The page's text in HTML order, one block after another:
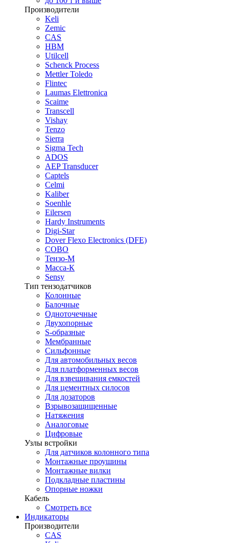
Производители
Keli
Zemic
CAS
HBM
Utilcell
Schenck Process
Mettler Toledo
Flintec
Laumas Elettronica
Scaime
Transcell
Vishay
Tenzo
Sierra
Sigma Tech
ADOS
AEP Transducer
Captels
Celmi
Kaliber
Soenhle
Eilersen
Hardy Instruments
Digi-Star
Dover Flexo Electronics (DFE)
COBO
Тензо-М
Масса-К
Sensy
Тип тензодатчиков
Колонные
Балочные
Одноточечные
Двухопорные
S-образные
Мембранные
Сильфонные
Для автомобильных весов
Для платформенных весов
Для взвешивания емкостей
Для цементных силосов
Для дозаторов
Взрывозащищенные
Натяжения
Аналоговые
Цифровые
Узлы встройки
Для датчиков колонного типа
Монтажные проушины
Монтажные вилки
Подкладные пластины
Опорные ножки
Кабель
Смотреть все
Индикаторы
Производители
CAS